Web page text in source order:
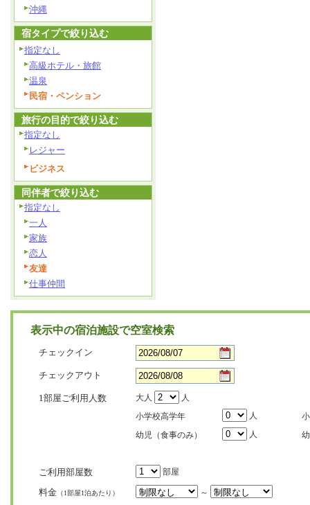
沖縄
宿タイプで絞り込む
指定なし
高級ホテル・旅館
温泉
民宿・ペンション
旅行の目的で絞り込む
指定なし
レジャー
ビジネス
同伴者で絞り込む
指定なし
一人
家族
恋人
友達
仕事仲間
表示中の宿泊施設で空室検索
チェックイン
チェックアウト
1部屋ご利用人数 大人
人
小学校高学年
人
幼児（食事のみ）
人
ご利用部屋数 部屋
料金 （1部屋1泊あたり） ～